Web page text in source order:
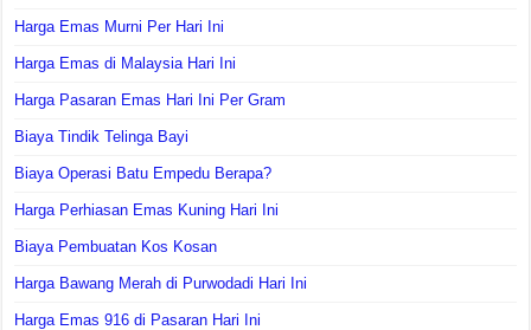
Harga Emas Murni Per Hari Ini
Harga Emas di Malaysia Hari Ini
Harga Pasaran Emas Hari Ini Per Gram
Biaya Tindik Telinga Bayi
Biaya Operasi Batu Empedu Berapa?
Harga Perhiasan Emas Kuning Hari Ini
Biaya Pembuatan Kos Kosan
Harga Bawang Merah di Purwodadi Hari Ini
Harga Emas 916 di Pasaran Hari Ini